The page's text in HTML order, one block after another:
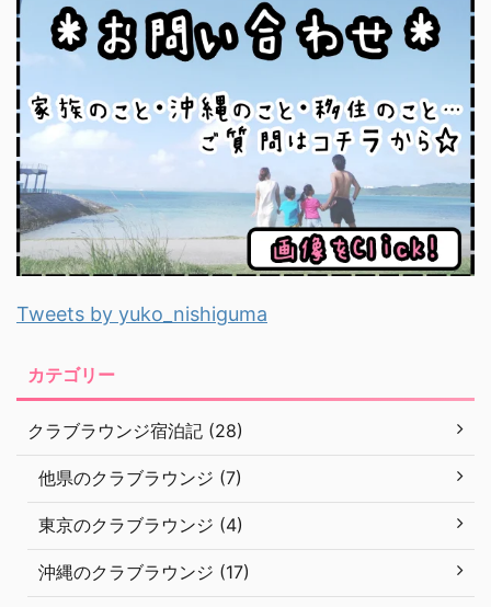
Tweets by yuko_nishiguma
カテゴリー
クラブラウンジ宿泊記 (28)
他県のクラブラウンジ (7)
東京のクラブラウンジ (4)
沖縄のクラブラウンジ (17)